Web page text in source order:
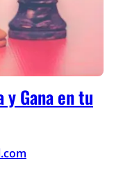
y Gana en tu